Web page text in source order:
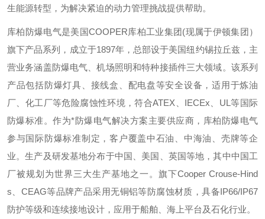
生能源转型，为解决紧迫的动力管理挑战提供帮助。
库柏防爆电气是美国COOPER库柏工业集团(现属于伊顿集团）
旗下产品系列，成立于1897年，总部设于美国纽约锡拉丘兹，主
营业务涵盖防爆电气、机场照明和特种接插件三大领域。该系列
产品包括防爆灯具、接线盒、配电盘等安全设备，适用于炼油
厂、化工厂等危险腐蚀性环境，符合ATEX IECEx UL 等国际
防爆标准。作为*防爆电气解决方案主要供应商，库柏防爆电气
参与国际防爆标准制定，客户覆盖中石油、中海油、壳牌等企
业。生产及研发基地分布于中国、美国、英国等地，其中中国工
厂被规划为世界三大生产基地之一。旗下Cooper Crouse-Hind
s
CEAG等品牌产品采用无铜铝等防腐蚀材质，具备IP66/IP67
防护等级和连续接地设计，应用于船舶、海上平台及石化行业。